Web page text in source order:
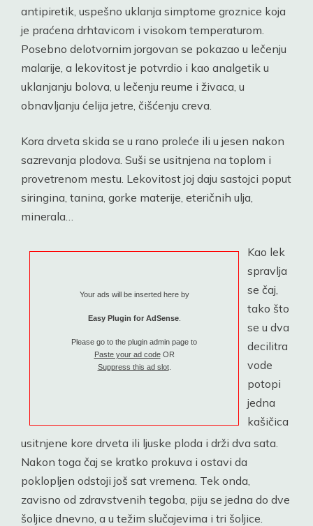
antipiretik, uspešno uklanja simptome groznice koja
je praćena drhtavicom i visokom temperaturom.
Posebno delotvornim jorgovan se pokazao u lečenju
malarije, a lekovitost je potvrdio i kao analgetik u
uklanjanju bolova, u lečenju reume i živaca, u
obnavljanju ćelija jetre, čišćenju creva.
Kora drveta skida se u rano proleće ili u jesen nakon
sazrevanja plodova. Suši se usitnjena na toplom i
provetrenom mestu. Lekovitost joj daju sastojci poput
siringina, tanina, gorke materije, eteričnih ulja,
minerala…
Your ads will be inserted here by
Easy Plugin for AdSense.
Please go to the plugin admin page to
Paste your ad codeOR
Suppress this ad slot.
Kao lek
spravlja
se čaj,
tako što
se u dva
decilitra
vode
potopi
jedna
kašičica
usitnjene kore drveta ili ljuske ploda i drži dva sata.
Nakon toga čaj se kratko prokuva i ostavi da
poklopljen odstoji još sat vremena. Tek onda,
zavisno od zdravstvenih tegoba, piju se jedna do dve
šoljice dnevno, a u težim slučajevima i tri šoljice.